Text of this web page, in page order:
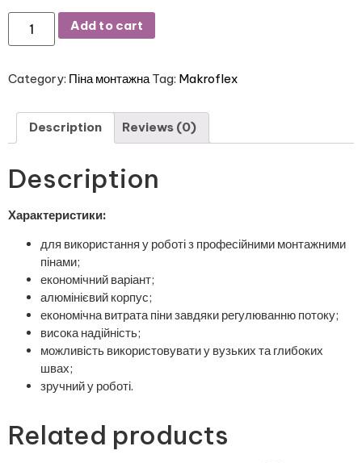
Add to cart
Category: Піна монтажна Tag: Makroflex
Description Reviews (0)
Description
Характеристики:
для використання у роботі з професійними монтажними
пінами;
економічний варіант;
алюмінієвий корпус;
економічна витрата піни завдяки регулюванню потоку;
висока надійність;
можливість використовувати у вузьких та глибоких
швах;
зручний у роботі.
Related products